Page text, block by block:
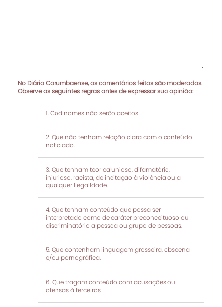
No Diário Corumbaense, os comentários feitos são moderados.
Observe as seguintes regras antes de expressar sua opinião:
Codinomes não serão aceitos.
Que não tenham relação clara com o conteúdo
noticiado.
Que tenham teor calunioso, difamatório,
injurioso, racista, de incitação à violência ou a
qualquer ilegalidade.
Que tenham conteúdo que possa ser
interpretado como de caráter preconceituoso ou
discriminatório a pessoa ou grupo de pessoas.
Que contenham linguagem grosseira, obscena
e/ou pornográfica.
Que tragam conteúdo com acusações ou
ofensas à terceiros